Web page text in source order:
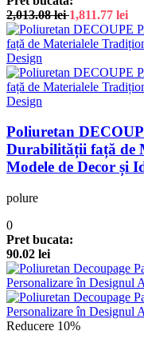
2,013.08lei 1,811.77 lei
Poliuretan
Durabilității față de
Modele de Decor și
polure
0
Pret bucata:
90.02 lei
Reducere 10%